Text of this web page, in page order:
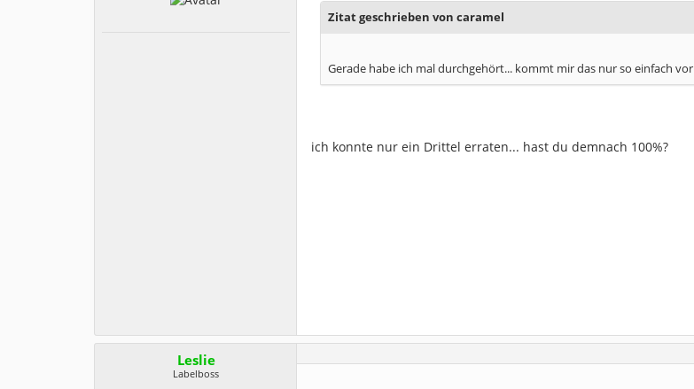
Zitat geschrieben von caramel
Gerade habe ich mal durchgehört... kommt mir das nur so einfach vor
ich konnte nur ein Drittel erraten... hast du demnach 100%?
Leslie
Labelboss